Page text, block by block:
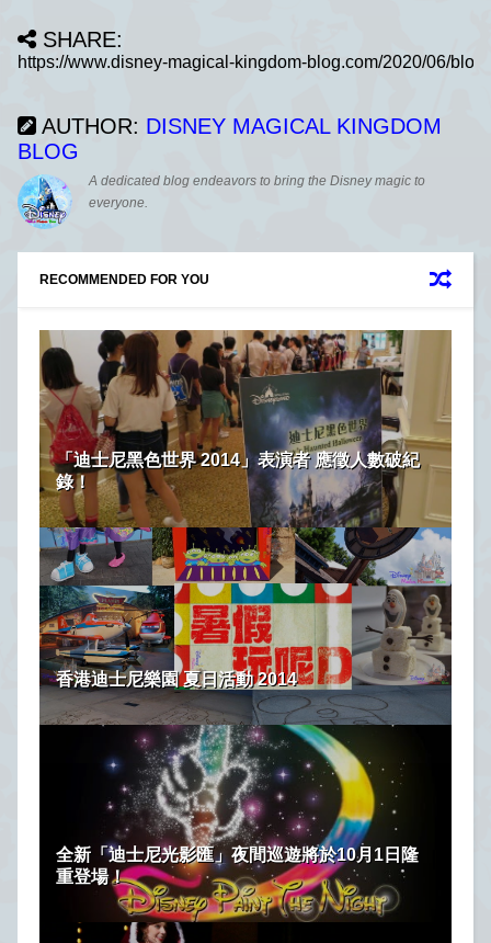
SHARE:
AUTHOR: DISNEY MAGICAL KINGDOM
BLOG
A dedicated blog endeavors to bring the Disney magic to
everyone.
RECOMMENDED FOR YOU
「迪士尼黑色世界 2014」表演者 應徵人數破紀
錄！
香港迪士尼樂園 夏日活動 2014
全新「迪士尼光影匯」夜間巡遊將於10月1日隆
重登場！